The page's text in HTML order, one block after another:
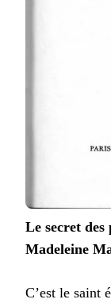
Le secret
Madeleine
C’est le saint